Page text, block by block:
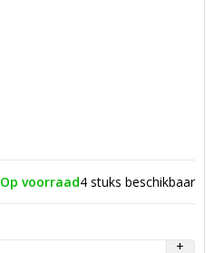
Op voorraad4 stuks beschikbaar